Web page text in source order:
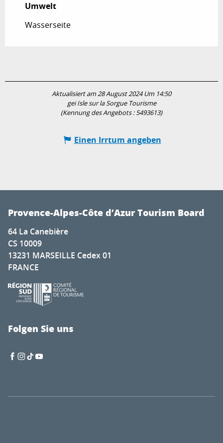
Umwelt
Umwelt
Wasserseite
Aktualisiert am 28 August 2024 Um 14:50
gei Isle sur la Sorgue Tourisme
(Kennung des Angebots :5493613)
Einen Irrtum angeben
Provence-Alpes-Côte d’Azur Tourism Board
64 La Canebière
CS 10009
13231 MARSEILLE Cedex 01
FRANCE
Folgen Sie uns